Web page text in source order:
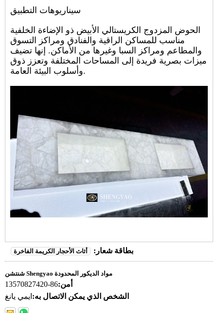
سيناريوهات التطبيق
الحوض المزدوج الكريستالي الأبيض ذو الإضاءة الخلفية
مناسب للمساكن الراقية والفنادق ومراكز التسوق
والمطاعم ومراكز السبا وغيرها من الأماكن. إنها تضيف
ميزات بصرية فريدة إلى المساحات المختلفة وتعزز ذوق
وأسلوب البيئة العامة.
بطاقة شعار: أثاث الأحجار الكريمة الفاخرة
شنتشن Shengyao مواد الديكور المحدودة
أمن:86-13570827420
الشخص الذي يمكن الاتصال به: ايمي يانغ